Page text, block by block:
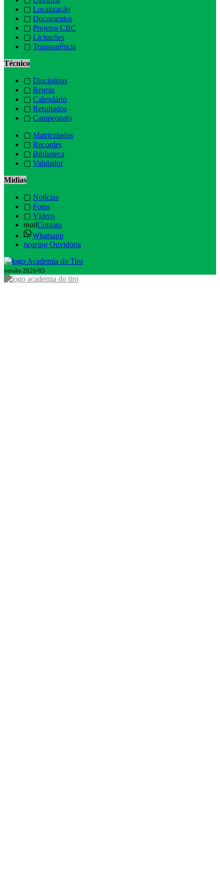
▢ Localização
▢ Documentos
▢ Projetos CBC
▢ Licitações
▢ Transparência
Técnico
▢ Disciplinas
▢ Regras
▢ Calendário
▢ Resultados
▢ Campeonato
▢ Matriculados
▢ Recordes
▢ Biblioteca
▢ Validador
Mídias
▢ Notícias
▢ Fotos
▢ Vídeos
mailContato
Whatsapp
hearing Ouvidoria
versão 2026/05